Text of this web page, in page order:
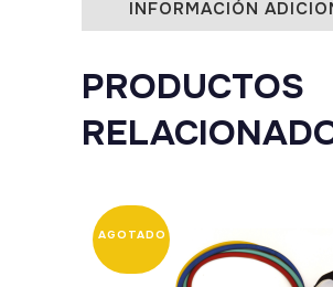
INFORMACIÓN
PRODUCTOS